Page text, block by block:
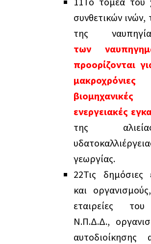
συνθετικών
της
των
προορίζονται
ενεργειακές
της
γεωργίας.
22Τις δημόσιες
και
εταιρείες
Ν.Π.Δ.Δ.,